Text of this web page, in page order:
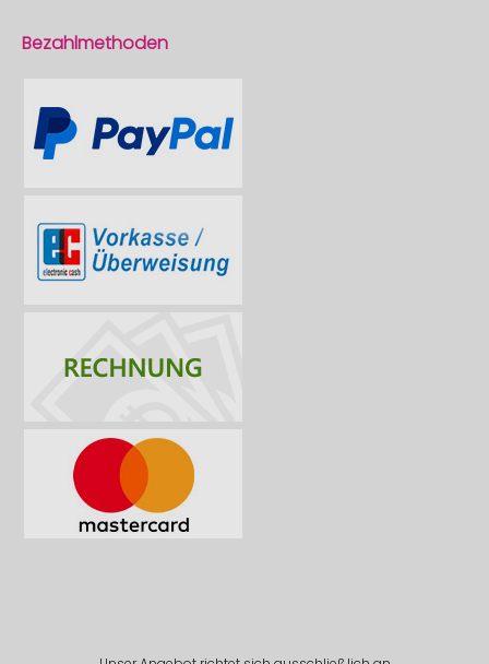
Bezahlmethoden